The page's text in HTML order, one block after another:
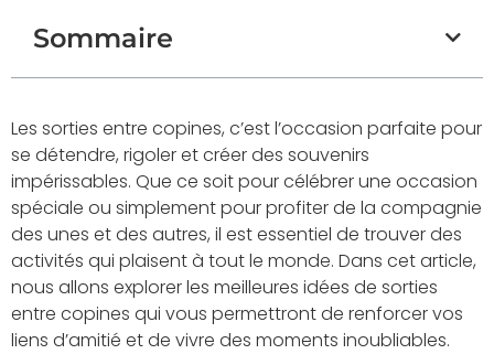
Sommaire
Les sorties entre copines, c’est l’occasion parfaite pour
se détendre, rigoler et créer des souvenirs
impérissables. Que ce soit pour célébrer une occasion
spéciale ou simplement pour profiter de la compagnie
des unes et des autres, il est essentiel de trouver des
activités qui plaisent à tout le monde. Dans cet article,
nous allons explorer les meilleures idées de sorties
entre copines qui vous permettront de renforcer vos
liens d’amitié et de vivre des moments inoubliables.